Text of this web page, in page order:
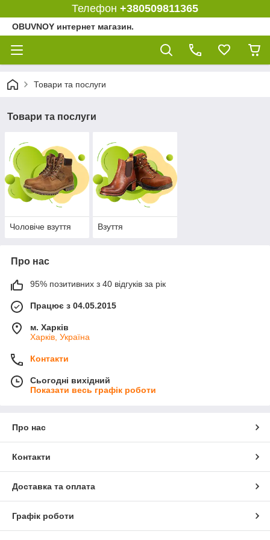
Телефон +380509811365
OBUVNOY интернет магазин.
Товари та послуги
Товари та послуги
Чоловіче взуття Взуття
Про нас
95% позитивних з 40 відгуків за рік
Працює з 04.05.2015
м. Харків
Харків, Україна
Контакти
Сьогодні вихідний
Показати весь графік роботи
Про нас
Контакти
Доставка та оплата
Графік роботи